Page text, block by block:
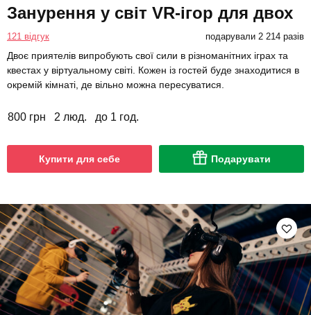
Занурення у світ VR-ігор для двох
121 відгук подарували 2 214 разів
Двоє приятелів випробують свої сили в різноманітних іграх та
квестах у віртуальному світі. Кожен із гостей буде знаходитися в
окремій кімнаті, де вільно можна пересуватися.
800 грн 2 люд. до 1 год.
Купити для себе Подарувати